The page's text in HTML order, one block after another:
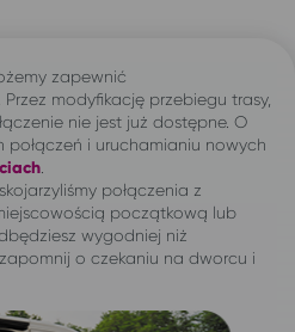
zapewnić
. Przez modyfikację przebiegu trasy,
nie jest już dostępne. O
i uruchamianiu nowych
skojarzyliśmy połączenia z
początkową lub
wygodniej niż
o czekaniu na dworcu i